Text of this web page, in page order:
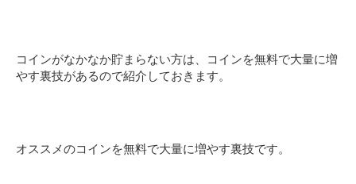
コインがなかなか貯まらない方は、コインを無料で大量に増
やす裏技があるので紹介しておきます。
オススメのコインを無料で大量に増やす裏技です。